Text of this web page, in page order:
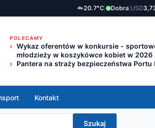
☁️20.7°C Dobra USD
POLECAMY
Wykaz oferentów w konkursie -
młodzieży w koszykówce kobiet w 2026
Pantera na straży bezpieczeństwa
Kontakt
Szukaj